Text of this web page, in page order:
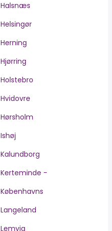
Halsnæs
Helsingør
Herning
Hjørring
Holstebro
Hvidovre
Hørsholm
Ishøj
Kalundborg
Kerteminde -
Københavns
Langeland
Lemvig